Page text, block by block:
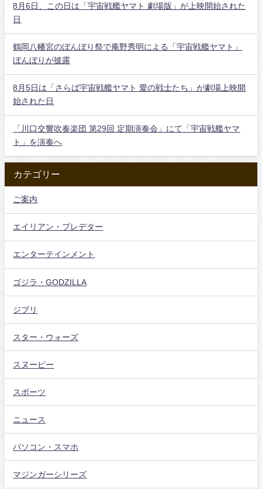
8月6日、この日は「宇宙戦艦ヤマト 劇場版」が上映開始された
日
鶴岡八幡宮のぼんぼり祭で庵野秀明による「宇宙戦艦ヤマト」
ぼんぼりが披露
8月5日は「さらば宇宙戦艦ヤマト 愛の戦士たち」が劇場上映開
始された日
「川口交響吹奏楽団 第29回 定期演奏会」にて「宇宙戦艦ヤマ
ト」を演奏へ
カテゴリー
ご案内
エイリアン・プレデター
エンターテインメント
ゴジラ・GODZILLA
ジブリ
スター・ウォーズ
スヌーピー
スポーツ
ニュース
パソコン・スマホ
マジンガーシリーズ